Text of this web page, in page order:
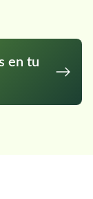
en tu